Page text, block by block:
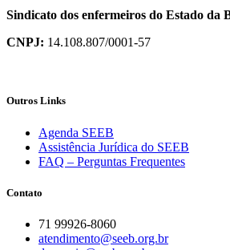
Sindicato dos enfermeiros do Estado da
CNPJ: 14.108.807/0001-57
Outros Links
Agenda SEEB
Assistência Jurídica do SEEB
FAQ – Perguntas Frequentes
Contato
71 99926-8060
atendimento@seeb.org.br